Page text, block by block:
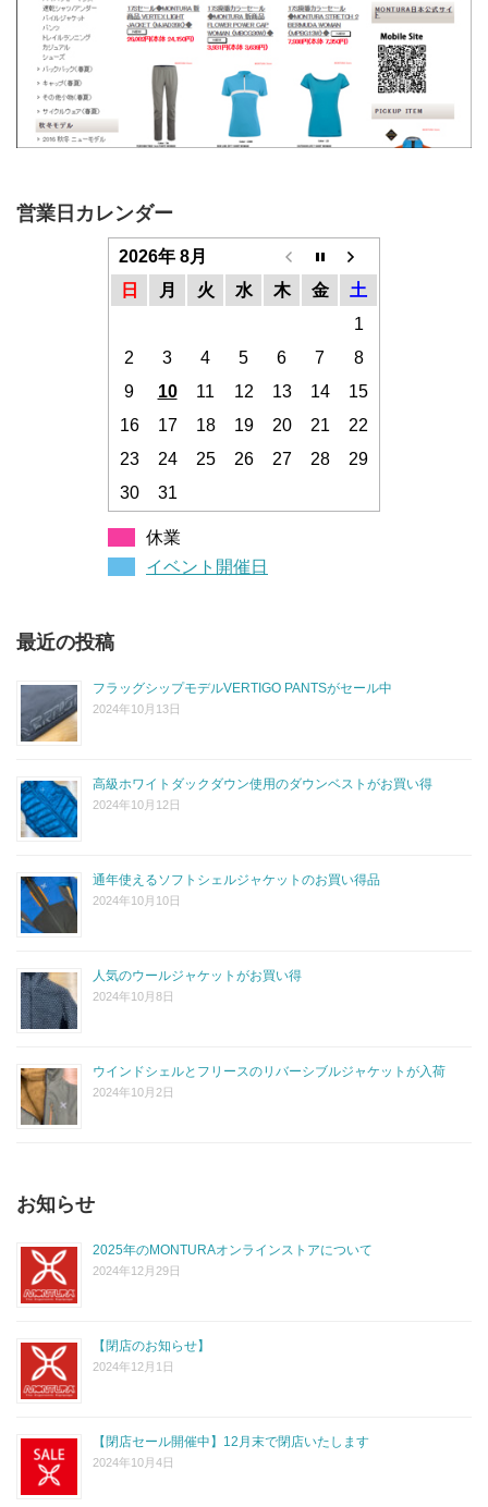
営業日カレンダー
2026年 8月
日
月 火 水 木 金
土
1
2
3 4 5 6 7
8
9
10 11 12 13 14
15
16
17 18 19 20 21
22
23
24 25 26 27 28
29
30
31
休業
イベント開催日
最近の投稿
フラッグシップモデルVERTIGO PANTSがセール中
2024年10月13日
高級ホワイトダックダウン使用のダウンベストがお買い得
2024年10月12日
通年使えるソフトシェルジャケットのお買い得品
2024年10月10日
人気のウールジャケットがお買い得
2024年10月8日
ウインドシェルとフリースのリバーシブルジャケットが入荷
2024年10月2日
お知らせ
2025年のMONTURAオンラインストアについて
2024年12月29日
【閉店のお知らせ】
2024年12月1日
【閉店セール開催中】12月末で閉店いたします
2024年10月4日